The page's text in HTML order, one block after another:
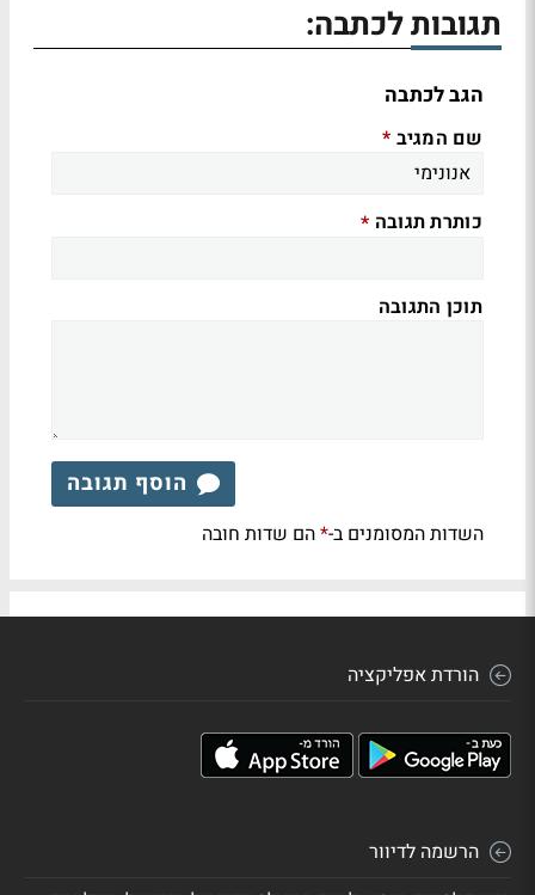
תגובות לכתבה:
הגב לכתבה
שם המגיב *
כותרת תגובה *
תוכן התגובה
הוסף תגובה
השדות המסומנים ב-*הם שדות חובה
הורדת אפליקציה
הרשמה לדיוור